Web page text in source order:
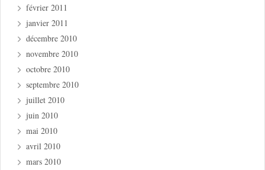
février 2011
janvier 2011
décembre 2010
novembre 2010
octobre 2010
septembre 2010
juillet 2010
juin 2010
mai 2010
avril 2010
mars 2010